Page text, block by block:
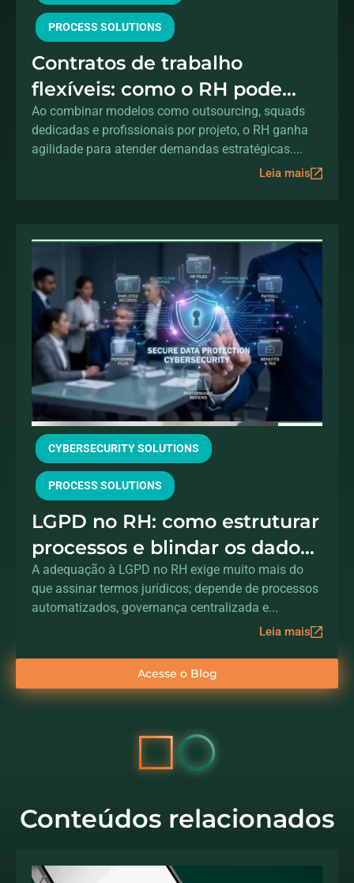
PROCESS SOLUTIONS
Contratos de trabalho
flexíveis: como o RH pode
acelerar a transformação
digital sem aumentar o
Ao combinar modelos como outsourcing, squads
dedicadas e profissionais por projeto, o RH ganha
agilidade para atender demandas estratégicas....
Leia mais
CYBERSECURITY SOLUTIONS
PROCESS SOLUTIONS
LGPD no RH: como estruturar
processos e blindar os dados
dos colaboradores
A adequação à LGPD no RH exige muito mais do
que assinar termos jurídicos; depende de processos
automatizados, governança centralizada e...
Leia mais
Acesse o Blog
Conteúdos relacionados